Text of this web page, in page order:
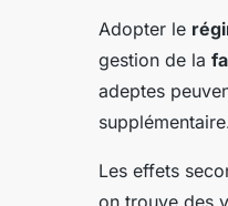
Adopter le
gestion de la
adeptes
Les effets
on trouve des